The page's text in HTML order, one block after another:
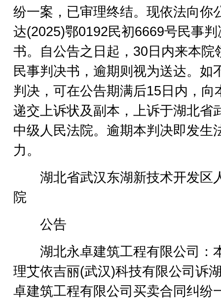
纷一案，已审理终结。现依法向你
达(2025)鄂0192民初6669号民事判
书。自公告之日起，30日内来本院
民事判决书，逾期则视为送达。如
判决，可在公告期满后15日内，向
递交上诉状及副本，上诉于湖北省
中级人民法院。逾期本判决即发生
力。
湖北省武汉东湖新技术开发区
院
公告
湖北永卓建筑工程有限公司：
理艾依吉丽(武汉)科技有限公司诉
卓建筑工程有限公司买卖合同纠纷